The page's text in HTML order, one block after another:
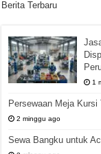
Berita Terbaru
1
Persewaan Meja
2 minggu ago
Sewa Bangku untuk